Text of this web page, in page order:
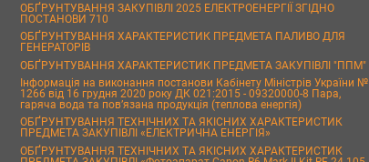
ОБҐРУНТУВАННЯ ЗАКУПІВЛІ 2025 ЕЛЕКТРОЕНЕРГІЇ ЗГІДНО
ПОСТАНОВИ 710
ОБҐРУНТУВАННЯ ХАРАКТЕРИСТИК ПРЕДМЕТА ПАЛИВО ДЛЯ
ГЕНЕРАТОРІВ
ОБҐРУНТУВАННЯ ХАРАКТЕРИСТИК ПРЕДМЕТА ЗАКУПІВЛІ "ППМ"
Інформація на виконання постанови Кабінету Міністрів України №
1266 від 16 грудня 2020 року ДК 021:2015 - 09320000-8 Пара,
гаряча вода та пов’язана продукція (теплова енергія)
ОБҐРУНТУВАННЯ ТЕХНІЧНИХ ТА ЯКІСНИХ ХАРАКТЕРИСТИК
ПРЕДМЕТА ЗАКУПІВЛІ «ЕЛЕКТРИЧНА ЕНЕРГІЯ»
ОБҐРУНТУВАННЯ ТЕХНІЧНИХ ТА ЯКІСНИХ ХАРАКТЕРИСТИК